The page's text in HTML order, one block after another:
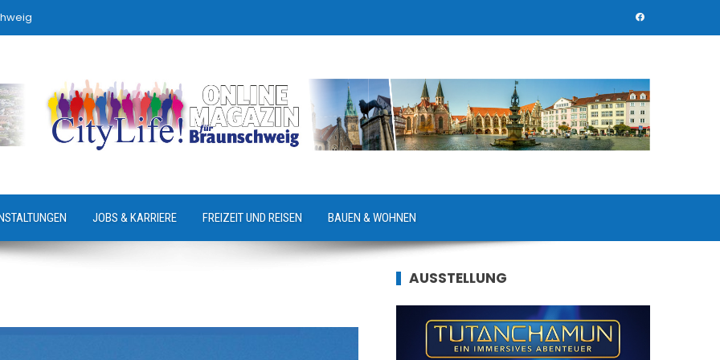
JOBS & KARRIERE FREIZEIT UND REISEN BAUEN & WOHNEN
AUSSTELLUNG